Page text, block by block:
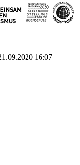
16:07